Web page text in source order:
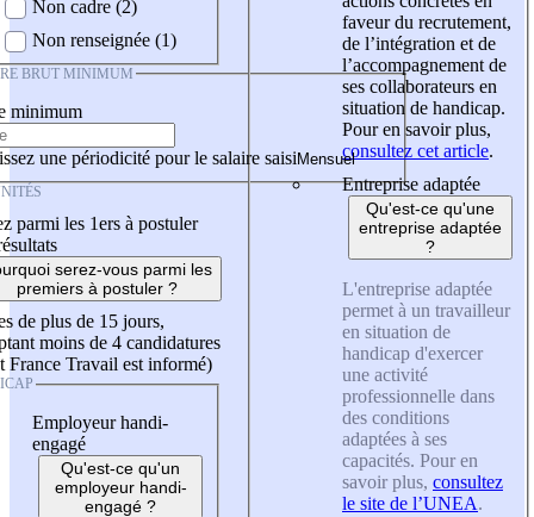
Non cadre (2)
Non renseignée (1)
BRUT MINIMUM
minimum
une périodicité pour le salaire saisi
parmi les 1ers à postuler
serez-vous parmi les
premiers à postuler ?
de plus de 15 jours,
moins de 4 candidatures
France Travail est informé)
Employeur handi-
engagé
Qu'est-ce qu'un
employeur handi-
engagé ?
faveur du recrutement,
de l’intégration et de
l’accompagnement de
ses collaborateurs en
situation de handicap.
Pour en savoir plus,
consultez cet article.
Entreprise adaptée
Qu'est-ce qu'une
entreprise adaptée
?
L'entreprise adaptée
permet à un travailleur
en situation de
handicap d'exercer
une activité
professionnelle dans
des conditions
adaptées à ses
capacités. Pour en
savoir plus, consultez
le site de l’UNEA.